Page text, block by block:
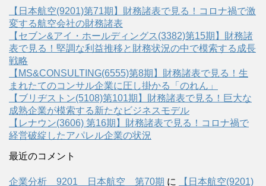
【日本航空(9201)第71期】財務諸表で見る！コロナ禍で激
変する航空会社の財務諸表
【セブン&アイ・ホールディングス(3382)第15期】財務諸
表で見る！堅調な利益推移と財務状況の中で模索する成長
戦略
【MS&CONSULTING(6555)第8期】財務諸表で見る！生
まれたてのコンサル企業に圧し掛かる「のれん」
【ブリヂストン(5108)第101期】財務諸表で見る！巨大な
成熟企業が模索する新たなビジネスモデル
【レナウン(3606) 第16期】財務諸表で見る！コロナ禍で
経営破綻したアパレル企業の状況
最近のコメント
企業分析 9201 日本航空 第70期 に
【日本航空(9201)